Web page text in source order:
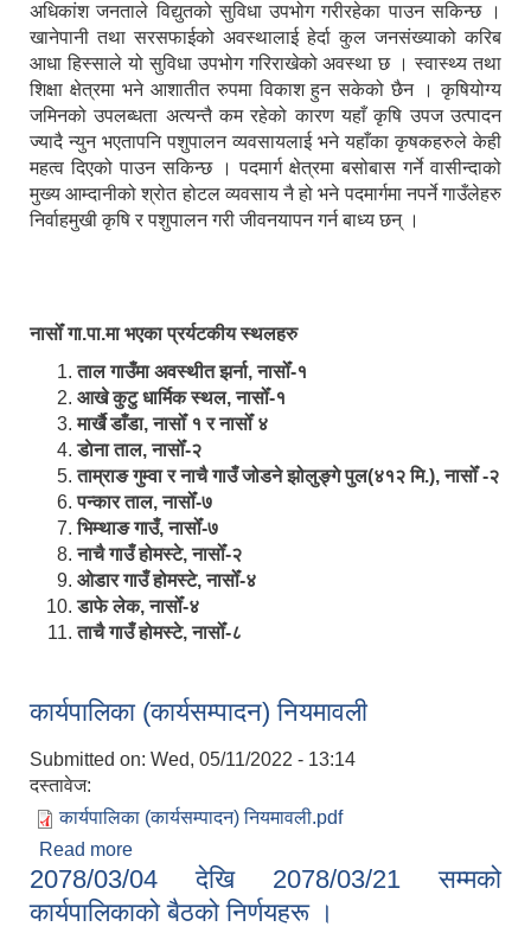
अधिकांश जनताले विद्युतको सुविधा उपभोग गरीरहेका पाउन सकिन्छ ।
खानेपानी तथा सरसफाईको अवस्थालाई हेर्दा कुल जनसंख्याको करिब
आधा हिस्साले यो सुविधा उपभोग गरिराखेको अवस्था छ । स्वास्थ्य तथा
शिक्षा क्षेत्रमा भने आशातीत रुपमा विकाश हुन सकेको छैन । कृषियोग्य
जमिनको उपलब्धता अत्यन्तै कम रहेको कारण यहाँ कृषि उपज उत्पादन
ज्यादै न्युन भएतापनि पशुपालन व्यवसायलाई भने यहाँका कृषकहरुले केही
महत्व दिएको पाउन सकिन्छ । पदमार्ग क्षेत्रमा बसोबास गर्ने वासीन्दाको
मुख्य आम्दानीको श्रोत होटल व्यवसाय नै हो भने पदमार्गमा नपर्ने गाउँलेहरु
निर्वाहमुखी कृषि र पशुपालन गरी जीवनयापन गर्न बाध्य छन् ।
नासोँ गा.पा.मा भएका प्रर्यटकीय स्थलहरु
ताल गाउँमा अवस्थीत झर्ना, नासोँ-१
आखे कुटु धार्मिक स्थल, नासोँ-१
मार्खै डाँडा, नासोँ १ र नासोँ ४
डाेना ताल, नासोँ-२
ताम्राङ गुम्वा र नाचै गाउँ जोडने झोलुङ्गे पुल(४१२ मि.), नासोँ -२
पन्कार ताल, नासोँ-७
भिम्थाङ गाउँ, नासोँ-७
नाचै गाउँ होमस्टे, नासोँ-२
ओ‍‍‌डार गाउँ होमस्टे, नासोँ-४
डाफे लेक, नासोँ-४
ताचै गाउँ होमस्टे, नासोँ-८
कार्यपालिका (कार्यसम्पादन) नियमावली
Submitted on: Wed, 05/11/2022 - 13:14
दस्तावेज:
कार्यपालिका (कार्यसम्पादन) नियमावली.pdf
Read more
2078/03/04 देखि 2078/03/21 सम्मको
कार्यपालिकाको बैठको निर्णयहरू ।